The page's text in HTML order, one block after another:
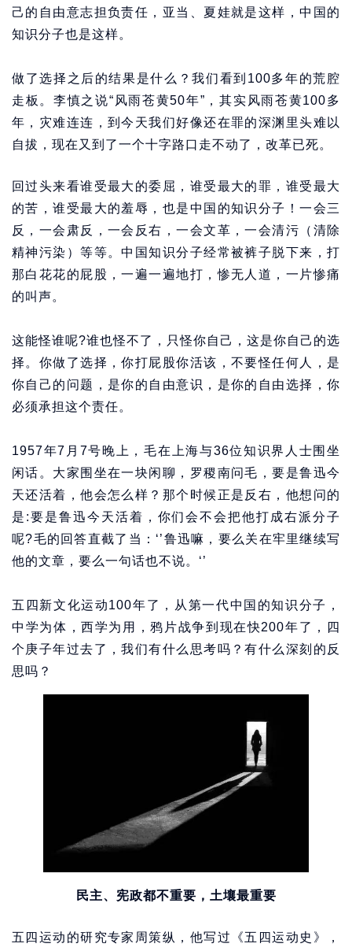
己的自由意志担负责任，亚当、夏娃就是这样，中国的
知识分子也是这样。
做了选择之后的结果是什么？我们看到100多年的荒腔
走板。李慎之说“风雨苍黄50年”，其实风雨苍黄100多
年，灾难连连，到今天我们好像还在罪的深渊里头难以
自拔，现在又到了一个十字路口走不动了，改革已死。
回过头来看谁受最大的委屈，谁受最大的罪，谁受最大
的苦，谁受最大的羞辱，也是中国的知识分子！一会三
反，一会肃反，一会反右，一会文革，一会清污（清除
精神污染）等等。中国知识分子经常被裤子脱下来，打
那白花花的屁股，一遍一遍地打，惨无人道，一片惨痛
的叫声。
这能怪谁呢?谁也怪不了，只怪你自己，这是你自己的选
择。你做了选择，你打屁股你活该，不要怪任何人，是
你自己的问题，是你的自由意识，是你的自由选择，你
必须承担这个责任。
1957年7月7号晚上，毛在上海与36位知识界人士围坐
闲话。大家围坐在一块闲聊，罗稷南问毛，要是鲁迅今
天还活着，他会怎么样？那个时候正是反右，他想问的
是:要是鲁迅今天活着，你们会不会把他打成右派分子
呢?毛的回答直截了当：‘’鲁迅嘛，要么关在牢里继续写
他的文章，要么一句话也不说。‘’
五四新文化运动100年了，从第一代中国的知识分子，
中学为体，西学为用，鸦片战争到现在快200年了，四
个庚子年过去了，我们有什么思考吗？有什么深刻的反
思吗？
民主、宪政都不重要，土壤最重要
五四运动的研究专家周策纵，他写过《五四运动史》，